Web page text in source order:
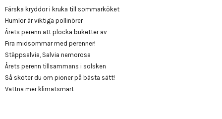
Färska kryddor i kruka till sommarköket
Humlor är viktiga pollinörer
Årets perenn att plocka buketter av
Fira midsommar med perenner!
Stäppsalvia, Salvia nemorosa
Årets perenn tillsammans i solsken
Så sköter du om pioner på bästa sätt!
Vattna mer klimatsmart